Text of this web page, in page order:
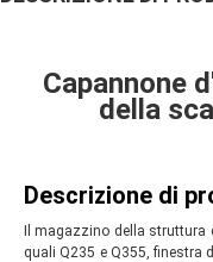
Capannone
della
Descrizione di
Il magazzino della
quali Q235 e Q355, finestra